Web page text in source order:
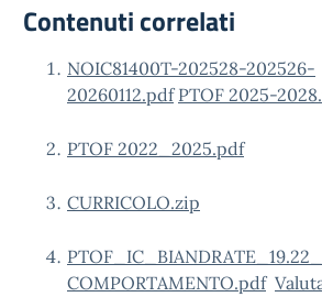
Contenuti correlati
NOIC81400T-202528-202526-
20260112.pdf PTOF 2025-
PTOF 2022_2025.pdf
CURRICOLO.zip
COMPORTAMENTO.pdf